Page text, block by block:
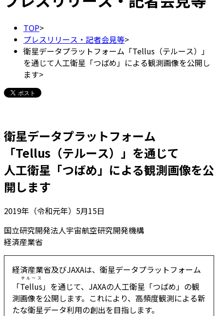
TOP>
プレスリリース・記者会見等>
衛星データプラットフォーム「Tellus（テルース）」
を通じて人工衛星「つばめ」による観測画像を公開し
ます>
衛星データプラットフォーム
「Tellus（テルース）」を通じて
人工衛星「つばめ」による観測画像を公
開します
2019年（令和元年）5月15日
国立研究開発法人宇宙航空研究開発機構
経済産業省
経済産業省及びJAXAは、衛星データプラットフォーム
「Tellus
テルース
」を通じて、JAXAの人工衛星「つばめ」の観
測画像を公開します。これにより、高頻度観測による新
たな衛星データ利用の創出を目指します。